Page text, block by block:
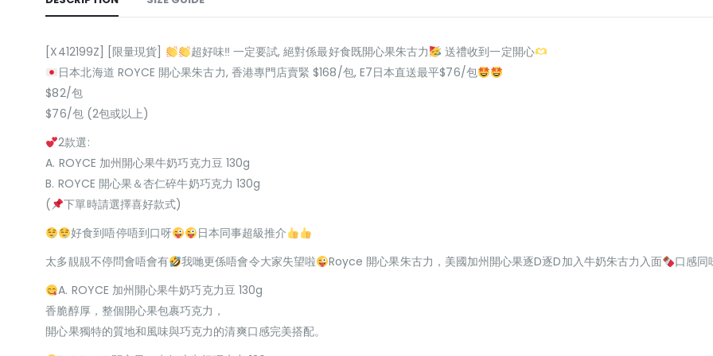
[X412199Z] [限量現貨] 超好味‼ 一定要試, 絕對係最好食既開心果朱古力
送禮收到一定開心
日本北海道 ROYCE 開心果朱古力, 香港專門店賣緊 $168/包, E7日本直送最平$76/包
$82/包
$76/包 (2包或以上)
2款選:
A. ROYCE 加州開心果牛奶巧克力豆 130g
B. ROYCE 開心果＆杏仁碎牛奶巧克力 130g
(
下單時請選擇喜好款式)
好食到唔停唔到口呀
日本同事超級推介
太多靚靚不停問會唔會有
我哋更係唔會令大家失望啦 Royce 開心果朱古力，美國加州開心果逐D逐D加入牛奶朱古力入面
口感同
A. ROYCE 加州開心果牛奶巧克力豆 130g
香脆醇厚，整個開心果包裹巧克力，
開心果獨特的質地和風味與巧克力的清爽口感完美搭配。